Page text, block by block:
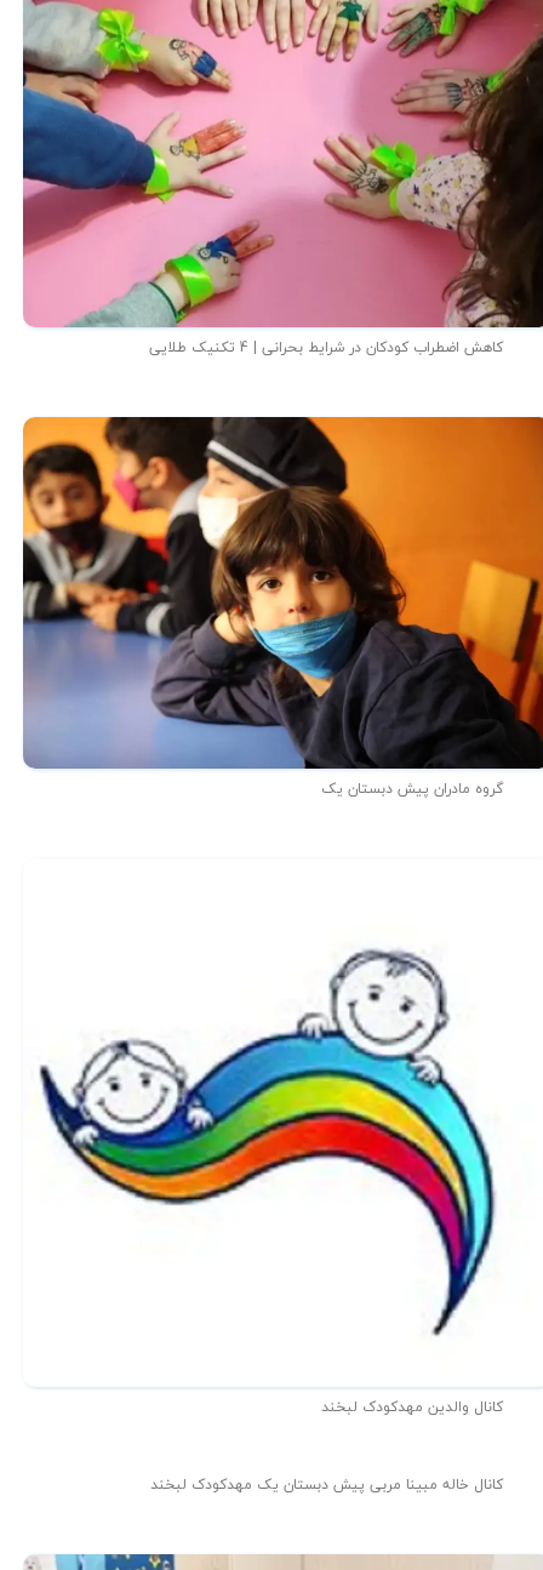
کاهش اضطراب کودکان در شرایط بحرانی | 4 تکنیک طلایی
گروه مادران پیش دبستان یک
کانال والدین مهدکودک لبخند
کانال خاله مبینا مربی پیش دبستان یک مهدکودک لبخند